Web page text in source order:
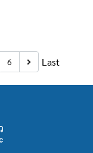
6 Last